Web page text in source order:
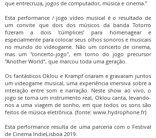
que entrecruza, jogos de computador, música e cinema.”
Esta performance / jogo vídeo musical é o resultado de
um convite que dois dos músicos da banda Totorro
fizeram a dois ‘cúmplices’ para homenagear e
especialmente para colocar seus olhos sonoros e musicais
no mundo do videogame. Não um concerto de cinema,
mas um "concerto-jogo", em torno do jogo precursor
“Another World”, que marcou toda uma geração.
Os fantásticos Oklou e Krampf criaram e gravaram juntos
um videogame musical, uma experiência imersiva sobre a
interação entre som e narração. Neste show ao vivo, o
jogo se torna um instrumento real, Oklou canta, levando-
nos a uma viagem de sonho, em que todos os sons são
feitos de música eletrônica. (fonte: www.hydrophone.fr)
Esta performance resulta de uma parceria com o Festival
de Cinema IndieLisboa 2019.